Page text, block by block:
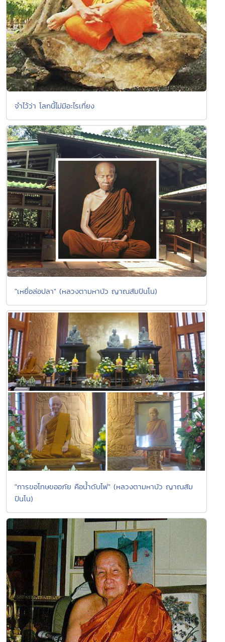
จำไว้ว่า โลกนี้ไม่มีอะไรเที่ยง
"เหยื่อล่อปลา" (หลวงตามหาบัว ญาณสัมปันโน)
"การขอโทษขออภัย คือน้ำดับไฟ" (หลวงตามหาบัว ญาณสัม
ปันโน)